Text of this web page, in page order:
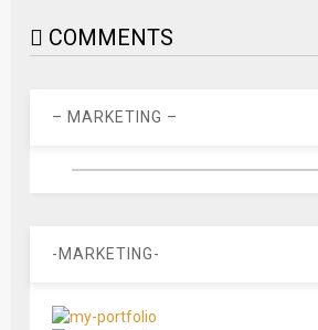
COMMENTS
– MARKETING –
-MARKETING-